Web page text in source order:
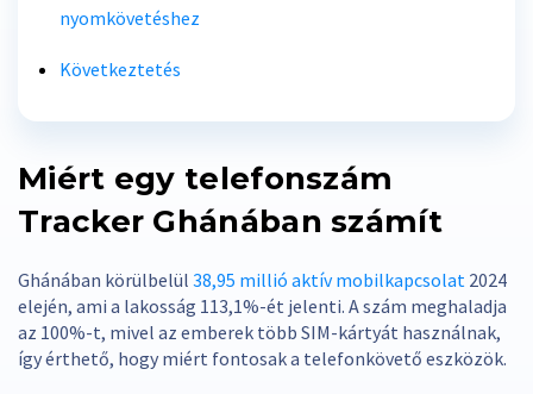
nyomkövetéshez
Következtetés
Miért egy telefonszám
Tracker Ghánában számít
Ghánában körülbelül 38,95 millió aktív mobilkapcsolat 2024
elején, ami a lakosság 113,1%-ét jelenti. A szám meghaladja
az 100%-t, mivel az emberek több SIM-kártyát használnak,
így érthető, hogy miért fontosak a telefonkövető eszközök.